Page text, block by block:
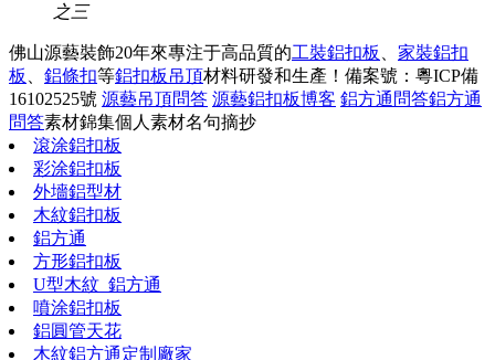
之三
佛山源藝裝飾20年來專注于高品質的工裝鋁扣板 、 家裝鋁扣
板 、 鋁條扣等鋁扣板吊頂材料研發和生產！ 備案號：粵ICP備
16102525號 源藝吊頂問答 源藝鋁扣板博客 鋁方通問答鋁方通
問答素材錦集個人素材名句摘抄
滾涂鋁扣板
彩涂鋁扣板
外墻鋁型材
木紋鋁扣板
鋁方通
方形鋁扣板
U型木紋_鋁方通
噴涂鋁扣板
鋁圓管天花
木紋鋁方通定制廠家